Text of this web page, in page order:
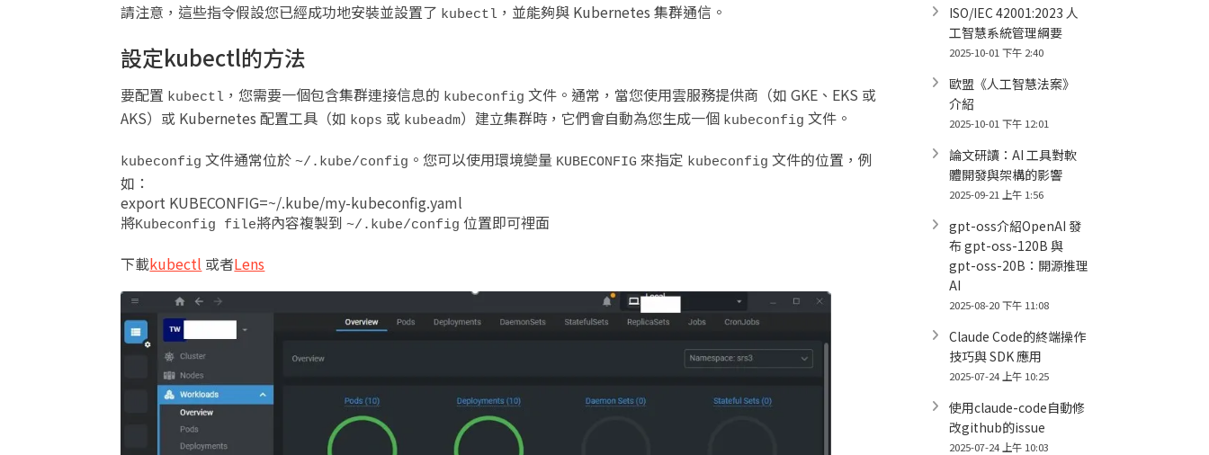
請注意，這些指令假設您已經成功地安裝並設置了 kubectl ，並能夠與 Kubernetes 集群通信。
設定kubectl的方法
要配置 kubectl ，您需要一個包含集群連接信息的 kubeconfig 文件。通常，當您使用雲服務提供商（如 GKE、EKS 或
AKS）或 Kubernetes 配置工具（如 kops 或 kubeadm）建立集群時，它們會自動為您生成一個 kubeconfig 文件。
kubeconfig 文件通常位於~/.kube/config 。您可以使用環境變量 KUBECONFIG 來指定 kubeconfig 文件的位置，例
如：
export KUBECONFIG=~/.kube/my-kubeconfig.yaml
將Kubeconfig file將內容複製到~/.kube/config 位置即可​裡面
下載kubectl 或者Lens
ISO/IEC 42001:2023 人
工智慧系統管理綱要
2025-10-01 下午 2:40
歐盟《人工智慧法案》
介紹
2025-10-01 下午 12:01
論文研讀：AI 工具對軟
體開發與架構的影響
2025-09-21 上午 1:56
gpt-oss介紹OpenAI 發
布 gpt-oss-120B 與
gpt-oss-20B：開源推理
AI
2025-08-20 下午 11:08
Claude Code的終端操作
技巧與 SDK 應用
2025-07-24 上午 10:25
使用claude-code自動修
改github的issue
2025-07-24 上午 10:03